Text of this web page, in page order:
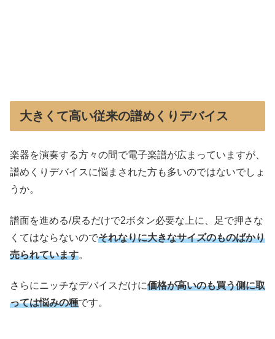
大きくて高い従来の譜めくりデバイス
楽器を演奏する方々の間で電子楽譜が広まっていますが、
譜めくりデバイスに悩まされた方も多いのではないでしょ
うか。
譜面を進める/戻るだけで2ボタン必要な上に、足で押さな
くてはならないのでそれなりに大きなサイズのものばかり
売られています。
さらにニッチなデバイスだけに価格が高いのも買う側に取
っては悩みの種です。